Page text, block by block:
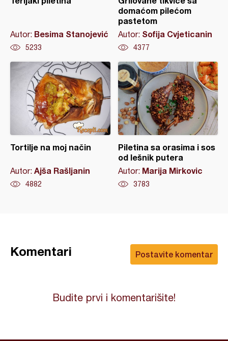
Autor: Besima Stanojević
5233
domaćom pilećom
pastetom
Autor: Sofija Cvjeticanin
4377
Tortilje na moj način
Autor: Ajša Rašljanin
4882
Piletina sa orasima i sos
od lešnik putera
Autor: Marija Mirkovic
3783
Postavite komentar
Komentari
Budite prvi i komentarišite!